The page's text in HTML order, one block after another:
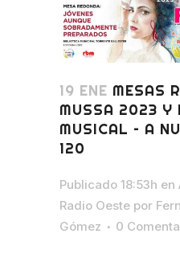
19 ENE MESAS
MUSSA 2023 Y
MUSICAL – A
120
Publicado 18:53h en
Radio Oeste por
Gómez
0